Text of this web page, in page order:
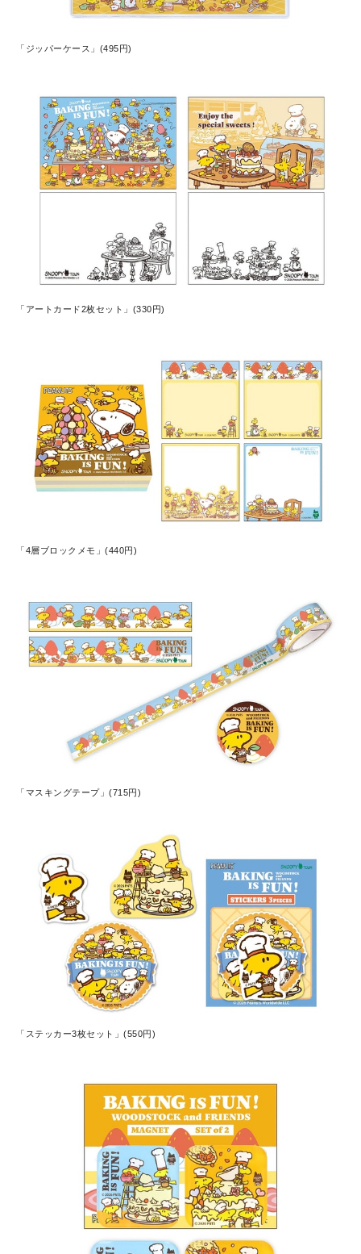
「ジッパーケース」(495円)
「アートカード2枚セット」(330円)
「4層ブロックメモ」(440円)
「マスキングテープ」(715円)
「ステッカー3枚セット」(550円)